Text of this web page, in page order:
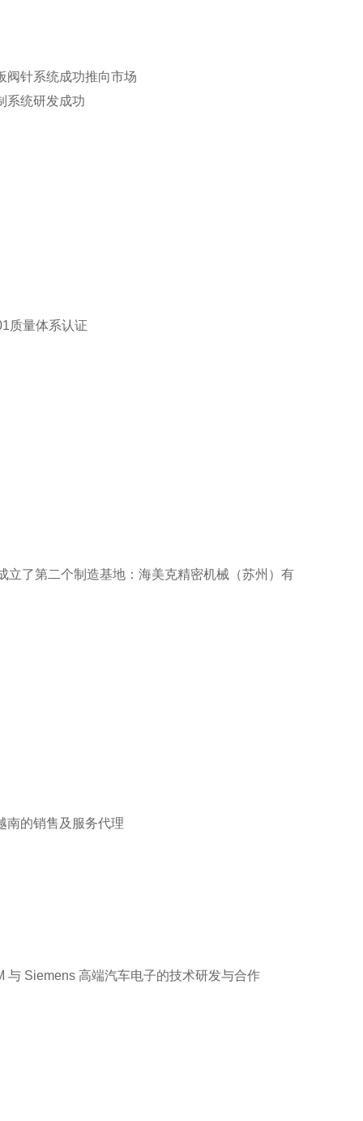
阀针系统成功推向市场
系统研发成功
质量体系认证
立了第二个制造基地：海美克精密机械（苏州）有
南的销售及服务代理
与 Siemens 高端汽车电子的技术研发与合作